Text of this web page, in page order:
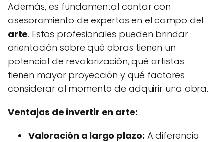
Además, es fundamental contar con
asesoramiento de expertos en el campo del
arte. Estos profesionales pueden brindar
orientación sobre qué obras tienen un
potencial de revalorización, qué artistas
tienen mayor proyección y qué factores
considerar al momento de adquirir una obra.
Ventajas de invertir en arte:
Valoración a largo plazo: A diferencia